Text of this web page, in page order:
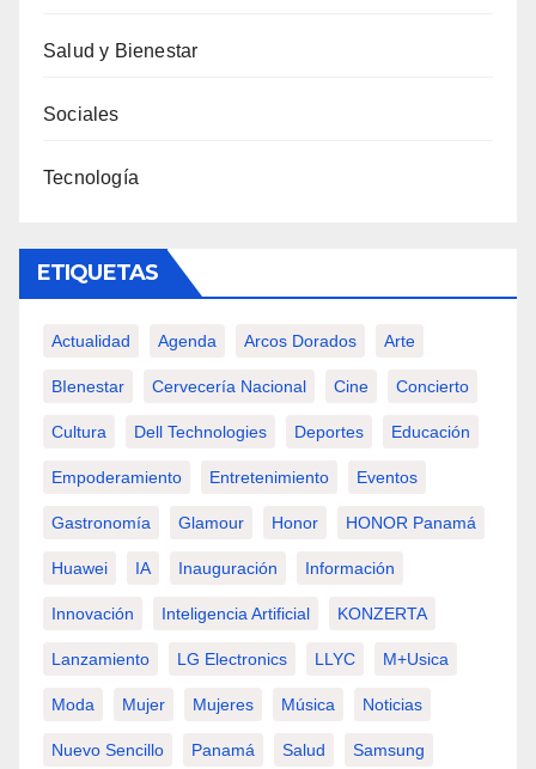
Salud y Bienestar
Sociales
Tecnología
ETIQUETAS
Actualidad Agenda Arcos Dorados Arte
BIenestar Cervecería Nacional Cine Concierto
Cultura Dell Technologies Deportes Educación
Empoderamiento Entretenimiento Eventos
Gastronomía Glamour Honor HONOR Panamá
Huawei IA Inauguración Información
Innovación Inteligencia Artificial KONZERTA
Lanzamiento LG Electronics LLYC M+usica
Moda Mujer Mujeres Música Noticias
Nuevo Sencillo Panamá Salud Samsung